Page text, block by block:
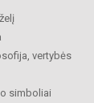
vertybės
simboliai